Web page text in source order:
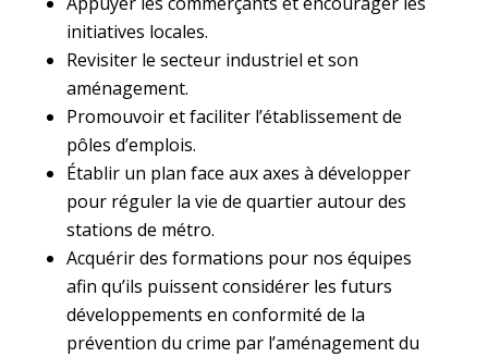
initiatives locales.
Revisiter le secteur industriel et son
aménagement.
Promouvoir et faciliter l’établissement de
pôles d’emplois.
Établir un plan face aux axes à développer
pour réguler la vie de quartier autour des
stations de métro.
Acquérir des formations pour nos équipes
afin qu’ils puissent considérer les futurs
développements en conformité de la
prévention du crime par l’aménagement du